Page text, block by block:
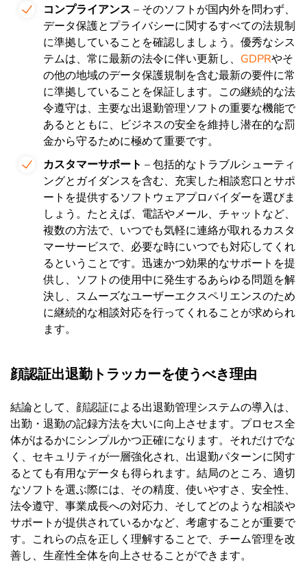
コンプライアンス – そのソフトが国内外を問わず、
データ保護とプライバシーに関するすべての法規制
に準拠していることを確認しましょう。優秀なシス
テムは、常に最新の法令に伴い更新し、 GDPRやそ
の他の地域のデータ保護規制を含む最新の要件に常
に準拠していることを保証します。この継続的な法
令遵守は、主要な出退勤管理ソフトの重要な機能で
あるとともに、ビジネスの安全を維持し潜在的な罰
金から守るために極めて重要です。
カスタマーサポート – 包括的なトラブルシューティ
ングとガイダンスを含む、充実した相談窓口とサポ
ートを提供するソフトウェアプロバイダーを選びま
しょう。たとえば、電話やメール、チャットなど、
複数の方法で、いつでも気軽に連絡が取れるカスタ
マーサービスで、必要な時にいつでも対応してくれ
るということです。迅速かつ効果的なサポートを提
供し、ソフトの使用中に発生するあらゆる問題を解
決し、スムーズなユーザーエクスペリエンスのため
に継続的な相談対応を行ってくれることが求められ
ます。
顔認証出退勤トラッカーを使うべき理由
結論として、顔認証による出退勤管理システムの導入は、
出勤・退勤の記録方法を大いに向上させます。プロセス全
体がはるかにシンプルかつ正確になります。それだけでな
く、セキュリティが一層強化され、出退勤パターンに関す
るとても有用なデータも得られます。結局のところ、適切
なソフトを選ぶ際には、その精度、使いやすさ、安全性、
法令遵守、事業成長への対応力、そしてどのような相談や
サポートが提供されているかなど、考慮することが重要で
す。これらの点を正しく理解することで、チーム管理を改
善し、生産性全体を向上させることができます。